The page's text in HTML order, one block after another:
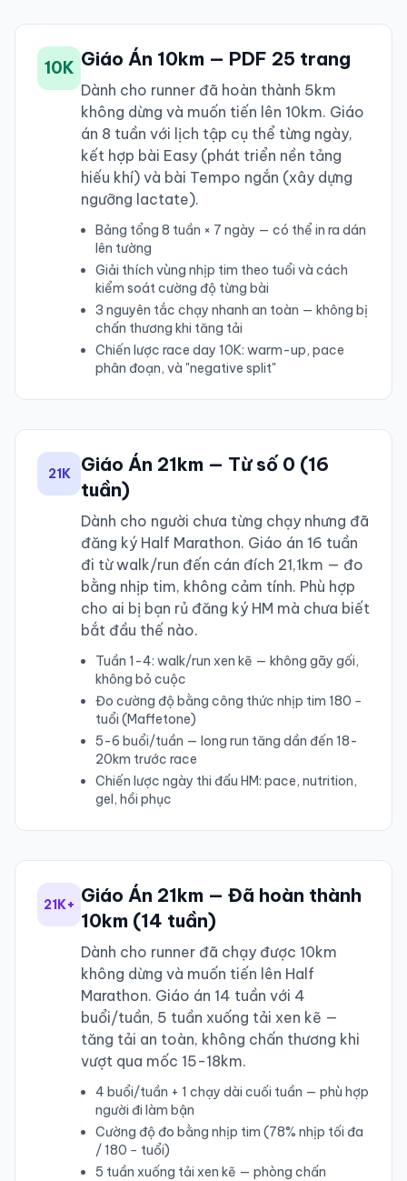
10K Giáo Án 10km — PDF 25 trang
Dành cho runner đã hoàn thành 5km
không dừng và muốn tiến lên 10km. Giáo
án 8 tuần với lịch tập cụ thể từng ngày,
kết hợp bài Easy (phát triển nền tảng
hiếu khí) và bài Tempo ngắn (xây dựng
ngưỡng lactate).
Bảng tổng 8 tuần × 7 ngày — có thể in ra dán
lên tường
Giải thích vùng nhịp tim theo tuổi và cách
kiểm soát cường độ từng bài
3 nguyên tắc chạy nhanh an toàn — không bị
chấn thương khi tăng tải
Chiến lược race day 10K: warm-up, pace
phân đoạn, và "negative split"
21K
Giáo Án 21km — Từ số 0 (16
tuần)
Dành cho người chưa từng chạy nhưng đã
đăng ký Half Marathon. Giáo án 16 tuần
đi từ walk/run đến cán đích 21,1km — đo
bằng nhịp tim, không cảm tính. Phù hợp
cho ai bị bạn rủ đăng ký HM mà chưa biết
bắt đầu thế nào.
Tuần 1-4: walk/run xen kẽ — không gãy gối,
không bỏ cuộc
Đo cường độ bằng công thức nhịp tim 180 −
tuổi (Maffetone)
5-6 buổi/tuần — long run tăng dần đến 18-
20km trước race
Chiến lược ngày thi đấu HM: pace, nutrition,
gel, hồi phục
21K+ Giáo Án 21km — Đã hoàn thành
10km (14 tuần)
Dành cho runner đã chạy được 10km
không dừng và muốn tiến lên Half
Marathon. Giáo án 14 tuần với 4
buổi/tuần, 5 tuần xuống tải xen kẽ —
tăng tải an toàn, không chấn thương khi
vượt qua mốc 15-18km.
4 buổi/tuần + 1 chạy dài cuối tuần — phù hợp
người đi làm bận
Cường độ đo bằng nhịp tim (78% nhịp tối đa
/ 180 − tuổi)
5 tuần xuống tải xen kẽ — phòng chấn